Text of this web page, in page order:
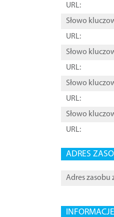
URL:
Słowo
URL:
Słowo
URL:
Słowo
URL:
Słowo
URL:
ADRES
Adres zasobu